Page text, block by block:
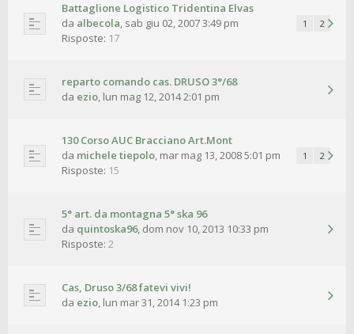
Battaglione Logistico Tridentina Elvas
da albecola, sab giu 02, 2007 3:49 pm 1 2
Risposte: 17
reparto comando cas. DRUSO 3°/68
da ezio, lun mag 12, 2014 2:01 pm
130 Corso AUC Bracciano Art.Mont
da michele tiepolo, mar mag 13, 2008 5:01 pm 1 2
Risposte: 15
5° art. da montagna 5° ska 96
da quintoska96, dom nov 10, 2013 10:33 pm
Risposte: 2
Cas, Druso 3/68 fatevi vivi!
da ezio, lun mar 31, 2014 1:23 pm